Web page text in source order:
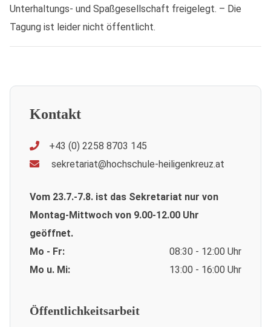
Unterhaltungs- und Spaßgesellschaft freigelegt. – Die
Tagung ist leider nicht öffentlicht.
Kontakt
+43 (0) 2258 8703 145
sekretariat@hochschule-heiligenkreuz.at
Vom 23.7.-7.8. ist das Sekretariat nur von
Montag-Mittwoch von 9.00-12.00 Uhr
geöffnet.
Mo - Fr:
08:30 - 12:00 Uhr
Mo u. Mi:
13:00 - 16:00 Uhr
Öffentlichkeitsarbeit